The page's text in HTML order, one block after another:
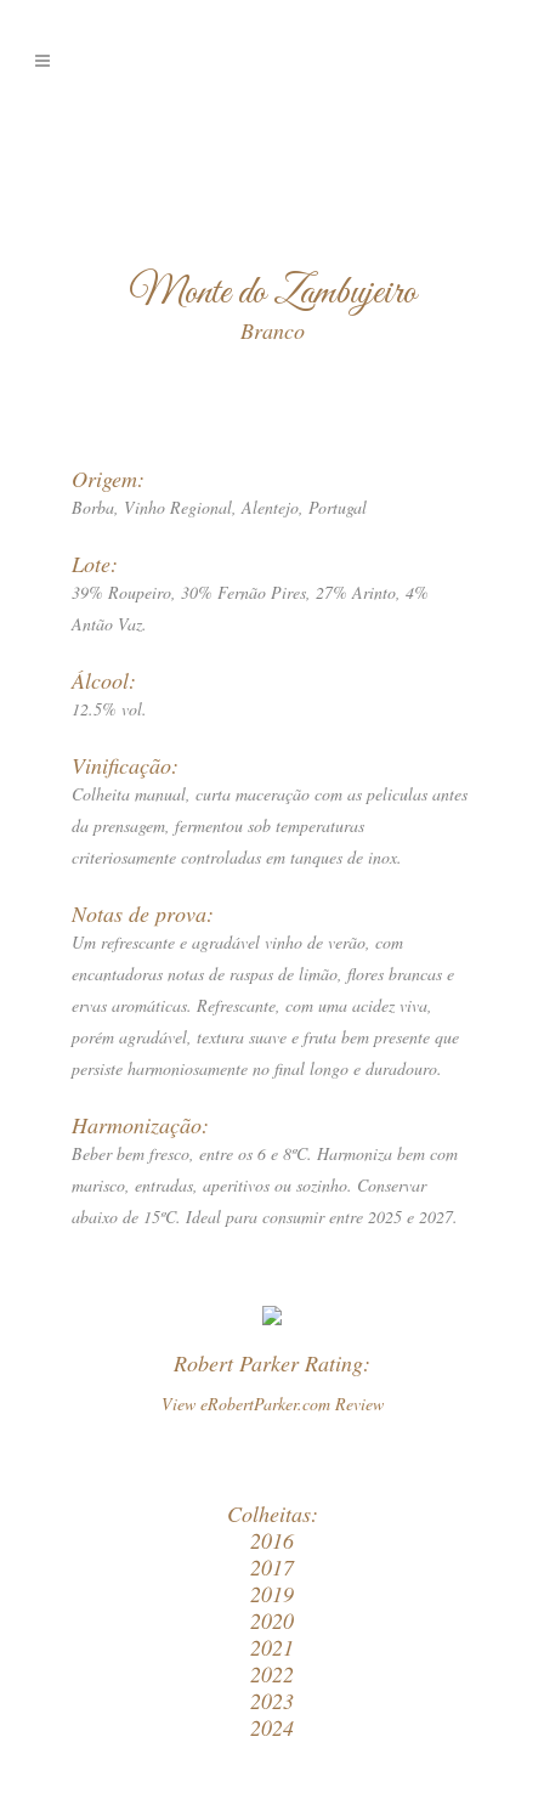
Monte do Zambujeiro
Branco
Origem:
Borba, Vinho Regional, Alentejo, Portugal
Lote:
39% Roupeiro, 30% Fernão Pires, 27% Arinto, 4%
Antão Vaz.
Álcool:
12.5% vol.
Vinificação:
Colheita manual, curta maceração com as peliculas antes
da prensagem, fermentou sob temperaturas
criteriosamente controladas em tanques de inox.
Notas de prova:
Um refrescante e agradável vinho de verão, com
encantadoras notas de raspas de limão, flores brancas e
ervas aromáticas. Refrescante, com uma acidez viva,
porém agradável, textura suave e fruta bem presente que
persiste harmoniosamente no final longo e duradouro.
Harmonização:
Beber bem fresco, entre os 6 e 8ºC. Harmoniza bem com
marisco, entradas, aperitivos ou sozinho. Conservar
abaixo de 15ºC. Ideal para consumir entre 2025 e 2027.
Robert Parker Rating:
View eRobertParker.com Review
Colheitas:
2016
2017
2019
2020
2021
2022
2023
2024